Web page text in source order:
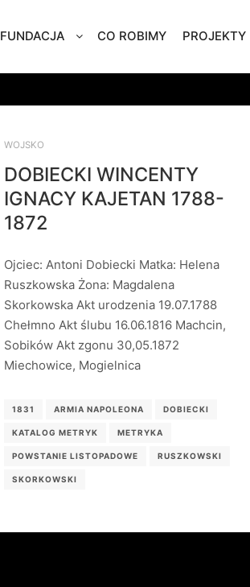
FUNDACJA CO ROBIMY PROJEKTY
WOJSKO
DOBIECKI WINCENTY
IGNACY KAJETAN 1788-
1872
Ojciec: Antoni Dobiecki Matka: Helena
Ruszkowska Żona: Magdalena
Skorkowska Akt urodzenia 19.07.1788
Chełmno Akt ślubu 16.06.1816 Machcin,
Sobików Akt zgonu 30,05.1872
Miechowice, Mogielnica
1831 ARMIA NAPOLEONA DOBIECKI
KATALOG METRYK METRYKA
POWSTANIE LISTOPADOWE RUSZKOWSKI
SKORKOWSKI